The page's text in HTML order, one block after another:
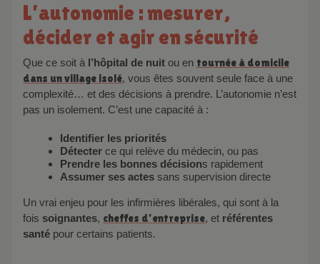
L’autonomie : mesurer,
décider et agir en sécurité
Que ce soit à l’hôpital de nuit ou en tournée à domicile
dans un village isolé, vous êtes souvent seule face à une
complexité… et des décisions à prendre. L’autonomie n’est
pas un isolement. C’est une capacité à :
Identifier les priorités
Détecter ce qui relève du médecin, ou pas
Prendre les bonnes décisions rapidement
Assumer ses actes sans supervision directe
Un vrai enjeu pour les infirmières libérales, qui sont à la
fois soignantes, cheffes d’entreprise, et référentes
santé pour certains patients.